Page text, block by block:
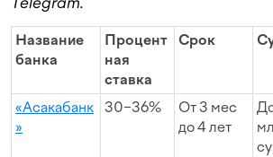
Название
банка
Процент
ная
ставка
Срок
«Асакабанк
»
30−36%
От 3 мес
до 4 лет